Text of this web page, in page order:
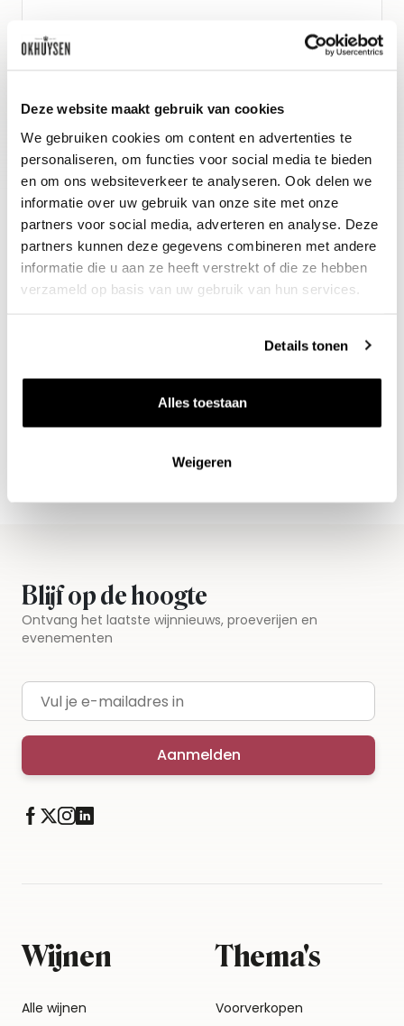
Deze website maakt gebruik van cookies
We gebruiken cookies om content en advertenties te
personaliseren, om functies voor social media te bieden
en om ons websiteverkeer te analyseren. Ook delen we
informatie over uw gebruik van onze site met onze
partners voor social media, adverteren en analyse. Deze
partners kunnen deze gegevens combineren met andere
informatie die u aan ze heeft verstrekt of die ze hebben
verzameld op basis van uw gebruik van hun services.
Details tonen
Alles toestaan
Weigeren
gevulde tapasplank. Of bij gekruid
gevogelte of klein wild.
Alle wijnen direct van de wijnboer
Vandaag voor 12.00 uur besteld, morgen in huis
Gratis thuisbezorgd vanaf €115,00
Blijf op de hoogte
Ontvang het laatste wijnnieuws, proeverijen en
evenementen
E-mailadres
Aanmelden
Wijnen
Alle wijnen
Thema's
Voorverkopen